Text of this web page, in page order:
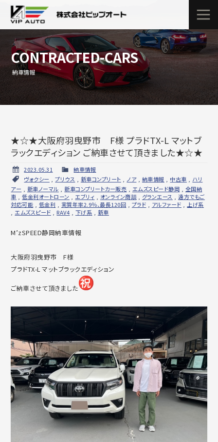
CONTRACTED-CARS
納車情報
★☆★大阪府羽曳野市 F様 プラドTX-L マットブ
ラックエディション ご納車させて頂きました★☆★
2023.05.31
納車情報
ヴォクシー
,プリウス 新車コンプリート ノア, 納車情報 中古車
ハリ
アー
新車ノーマル ,新車コンプリートカー販売 エムズスピード静岡
全国納
車 ,低金利オートローン エブリィ オンライン商談, グランエース ,遠方でもご
対応可能
低金利 実質年率2.9％、最長120回 プラド アルファード
上げ系
エムズスピード RAV4 下げ系 新車
M’zSPEED静岡納車情報
大阪府羽曳野市 F様
プラドTX-L マットブラックエディション
ご納車させて頂きました